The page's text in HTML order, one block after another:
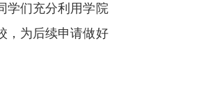
学们充分利用学院
，为后续申请做好